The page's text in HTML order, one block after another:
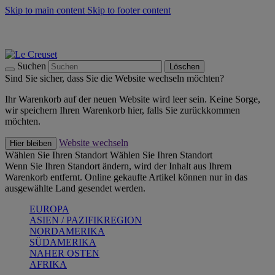
Skip to main content Skip to footer content
Suchen Löschen
Sind Sie sicher, dass Sie die Website wechseln möchten?
Ihr Warenkorb auf der neuen Website wird leer sein. Keine Sorge,
wir speichern Ihren Warenkorb hier, falls Sie zurückkommen
möchten.
Hier bleiben
Website wechseln
Wählen Sie Ihren Standort Wählen Sie Ihren Standort
Wenn Sie Ihren Standort ändern, wird der Inhalt aus Ihrem
Warenkorb entfernt. Online gekaufte Artikel können nur in das
ausgewählte Land gesendet werden.
EUROPA
ASIEN / PAZIFIKREGION
NORDAMERIKA
SÜDAMERIKA
NAHER OSTEN
AFRIKA